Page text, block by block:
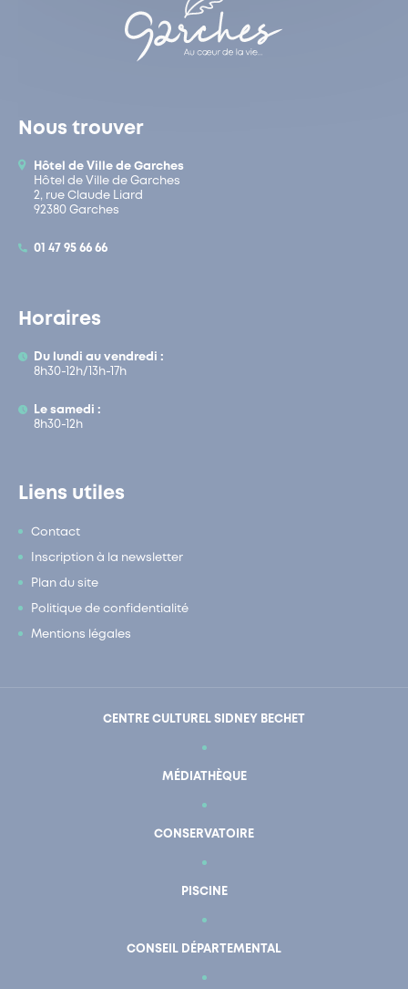
Nous trouver
Hôtel de Ville de Garches
Hôtel de Ville de Garches
2, rue Claude Liard
92380 Garches
01 47 95 66 66
Horaires
Du lundi au vendredi :
8h30-12h/13h-17h
Le samedi :
8h30-12h
Liens utiles
Contact
Inscription à la newsletter
Plan du site
Politique de confidentialité
Mentions légales
CENTRE CULTUREL SIDNEY BECHET
MÉDIATHÈQUE
CONSERVATOIRE
PISCINE
CONSEIL DÉPARTEMENTAL